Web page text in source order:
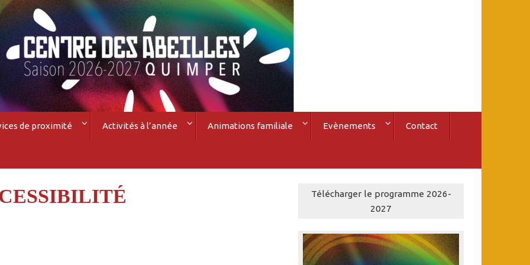
de proximité Activités à l’année Animations familiale Evènements Contact
Télécharger le programme 2026-
2027